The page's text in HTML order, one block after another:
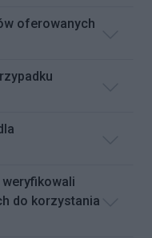
oferowanych
do korzystania